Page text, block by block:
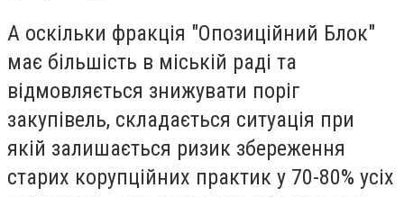
А оскільки фракція "Опозиційний Блок"
має більшість в міській раді та
відмовляється знижувати поріг
закупівель, складається ситуація при
якій залишається ризик збереження
старих корупційних практик у 70-80% усіх